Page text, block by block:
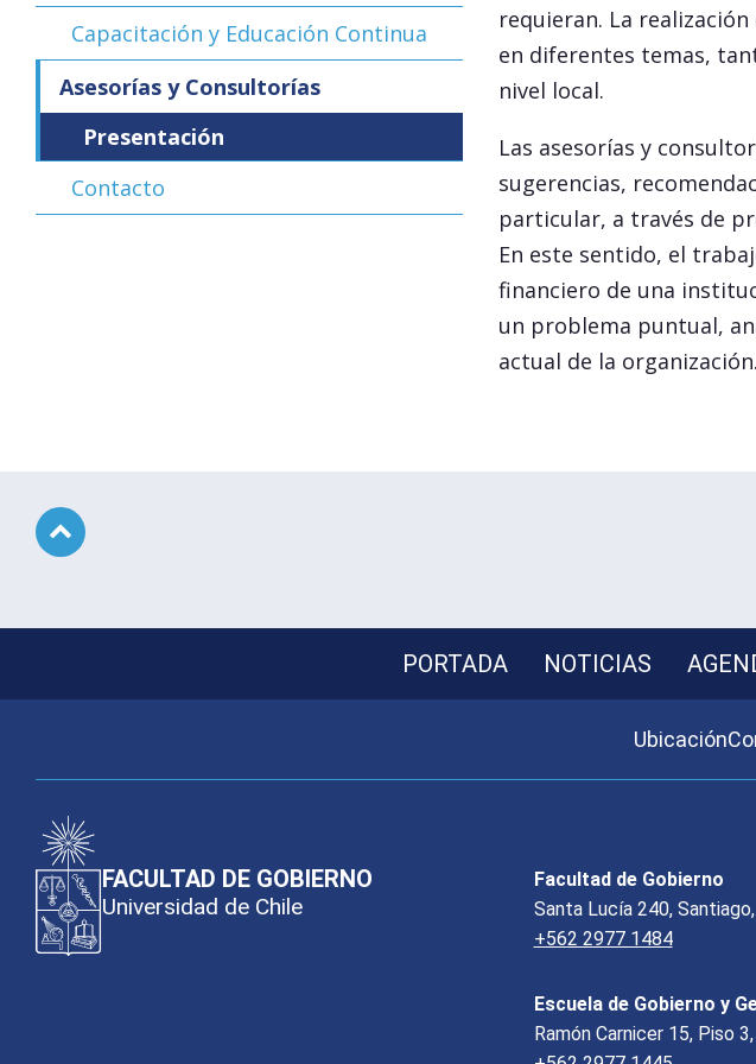
Capacitación y Educación Continua
Asesorías y Consultorías
Presentación
Contacto
requieran. La
en diferentes temas,
nivel local.
Las asesorías y
sugerencias,
particular, a través de
En este sentido, el
financiero de una
un problema puntual,
actual de la organización.
PORTADA NOTICIAS
Ubicación
FACULTAD DE GOBIERNO
Universidad de Chile
Facultad de Gobierno
Santa Lucía 240,
+562 2977 1484
Escuela de Gobierno y
Ramón Carnicer 15, Piso